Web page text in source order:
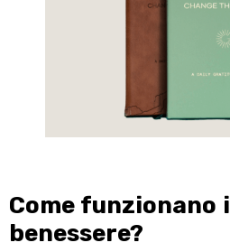
Come funzionano
benessere?